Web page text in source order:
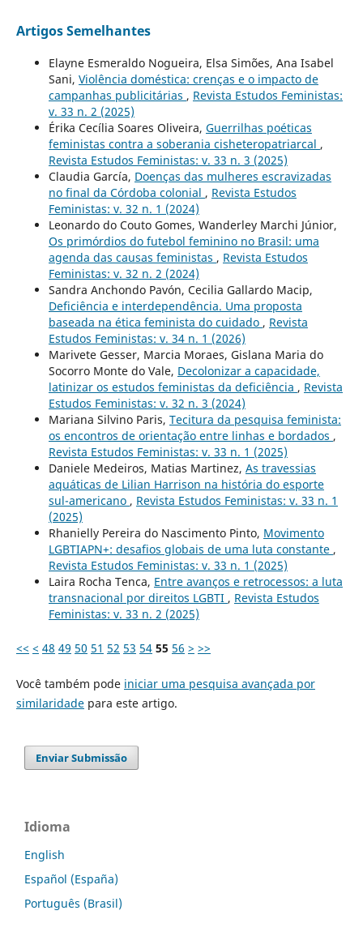
Artigos Semelhantes
Elayne Esmeraldo Nogueira, Elsa Simões, Ana Isabel
Sani, Violência doméstica: crenças e o impacto de
campanhas publicitárias , Revista Estudos Feministas:
v. 33 n. 2 (2025)
Érika Cecília Soares Oliveira, Guerrilhas poéticas
feministas contra a soberania cisheteropatriarcal ,
Revista Estudos Feministas: v. 33 n. 3 (2025)
Claudia García, Doenças das mulheres escravizadas
no final da Córdoba colonial , Revista Estudos
Feministas: v. 32 n. 1 (2024)
Leonardo do Couto Gomes, Wanderley Marchi Júnior,
Os primórdios do futebol feminino no Brasil: uma
agenda das causas feministas , Revista Estudos
Feministas: v. 32 n. 2 (2024)
Sandra Anchondo Pavón, Cecilia Gallardo Macip,
Deficiência e interdependência. Uma proposta
baseada na ética feminista do cuidado , Revista
Estudos Feministas: v. 34 n. 1 (2026)
Marivete Gesser, Marcia Moraes, Gislana Maria do
Socorro Monte do Vale, Decolonizar a capacidade,
latinizar os estudos feministas da deficiência , Revista
Estudos Feministas: v. 32 n. 3 (2024)
Mariana Silvino Paris, Tecitura da pesquisa feminista:
os encontros de orientação entre linhas e bordados ,
Revista Estudos Feministas: v. 33 n. 1 (2025)
Daniele Medeiros, Matias Martinez, As travessias
aquáticas de Lilian Harrison na história do esporte
sul-americano , Revista Estudos Feministas: v. 33 n. 1
(2025)
Rhanielly Pereira do Nascimento Pinto, Movimento
LGBTIAPN+: desafios globais de uma luta constante ,
Revista Estudos Feministas: v. 33 n. 1 (2025)
Laira Rocha Tenca, Entre avanços e retrocessos: a luta
transnacional por direitos LGBTI , Revista Estudos
Feministas: v. 33 n. 2 (2025)
<< < 48 49 50 51 52 53 54 55 56 > >>
Você também pode iniciar uma pesquisa avançada por
similaridadepara este artigo.
Enviar Submissão
Idioma
English
Español (España)
Português (Brasil)